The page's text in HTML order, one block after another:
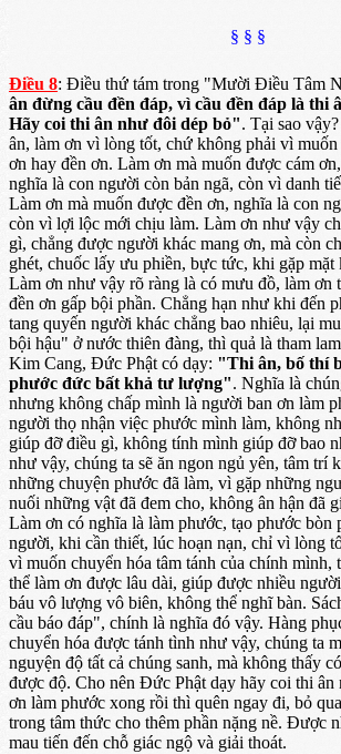
§ § §
Điều 8: Điều thứ tám trong "Mười Điều Tâm
ân đừng cầu đền đáp, vì cầu đền đáp là thi
Hãy coi thi ân như đôi dép bỏ". Tại sao
ân, làm ơn vì lòng tốt, chứ không phải vì
ơn hay đền ơn. Làm ơn mà muốn được cám
nghĩa là con người còn bản ngã, còn vì danh
Làm ơn mà muốn được đền ơn, nghĩa là con
còn vì lợi lộc mới chịu làm. Làm ơn như vậy
gì, chẳng được người khác mang ơn, mà còn
ghét, chuốc lấy ưu phiền, bực tức, khi gặp mặt
Làm ơn như vậy rõ ràng là có mưu đồ, làm ơn
đền ơn gấp bội phần. Chẳng hạn như khi đến
tang quyến người khác chẳng bao nhiêu, lại
bội hậu" ở nước thiên đàng, thì quả là tham
Kim Cang, Đức Phật có dạy: "Thi ân, bố thí
phước đức bất khả tư lượng". Nghĩa là
nhưng không chấp mình là người ban ơn làm
người thọ nhận việc phước mình làm, không
giúp đỡ điều gì, không tính mình giúp đỡ bao
như vậy, chúng ta sẽ ăn ngon ngủ yên, tâm trí
những chuyện phước đã làm, vì gặp những
nuối những vật đã đem cho, không ân hận đã
Làm ơn có nghĩa là làm phước, tạo phước bòn
người, khi cần thiết, lúc hoạn nạn, chỉ vì lòng
vì muốn chuyển hóa tâm tánh của chính
thể làm ơn được lâu dài, giúp được nhiều
báu vô lượng vô biên, không thể nghĩ bàn.
cầu báo đáp", chính là nghĩa đó vậy. Hàng
chuyển hóa được tánh tình như vậy, chúng ta
nguyện độ tất cả chúng sanh, mà không thấy
được độ. Cho nên Đức Phật dạy hãy coi thi ân
ơn làm phước xong rồi thì quên ngay đi, bỏ
trong tâm thức cho thêm phần nặng nề. Được
mau tiến đến chỗ giác ngộ và giải thoát.